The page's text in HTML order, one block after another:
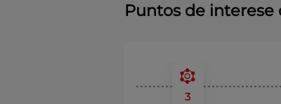
Puntos de interese
3